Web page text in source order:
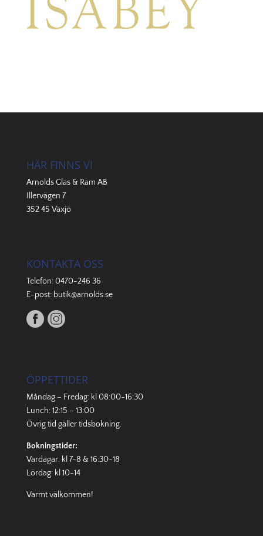
HÄR FINNS VI
Arnolds Glas & Ram AB
Illervägen 7
352 45 Växjö
KONTAKTA OSS
Telefon:0470-246 36
E-post: butik@arnolds.se
ÖPPETTIDER
Måndag – Fredag: kl 08:00-16:30
Lunch: 12:15 – 13:00
Övrig tid gällertidsbokning.
Bokningstider:
Vardagar: kl 7-8 & 16:30-18
Lördag: kl 10-14
Varmt välkommen!